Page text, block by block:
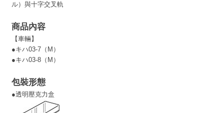
ル）與十字交叉軌
商品內容
【車輛】
●キハ03-7（M）
●キハ03-8（M）
包裝形態
●透明壓克力盒